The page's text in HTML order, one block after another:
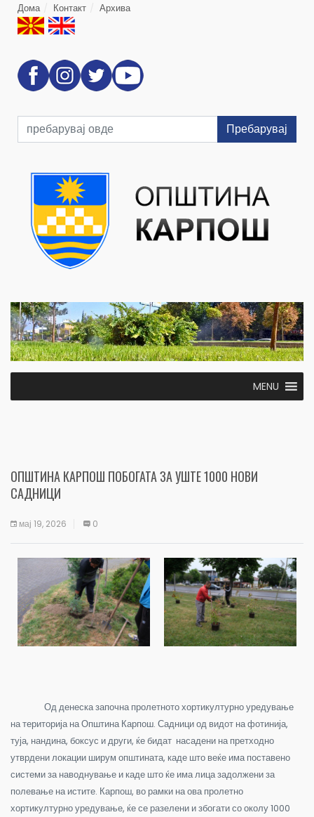
Дома Контакт Архива
Пребарувај
MENU
ОПШТИНА КАРПОШ ПОБОГАТА ЗА УШТЕ 1000 НОВИ
САДНИЦИ
мај 19, 2026 0
Од денеска започна пролетното хортикултурно уредување
на територија на Општина Карпош. Садници од видот на фотинија,
туја, нандина, боксус и други, ќе бидат насадени на претходно
утврдени локации ширум општината, каде што веќе има поставено
системи за наводнување и каде што ќе има лица задолжени за
полевање на истите. Карпош, во рамки на ова пролетно
хортикултурно уредување, ќе се разелени и збогати со околу 1000